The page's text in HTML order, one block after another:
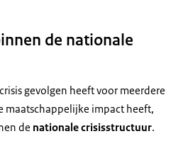
de nationale
gevolgen heeft voor meerdere
maatschappelijke impact heeft,
de nationale crisisstructuur.